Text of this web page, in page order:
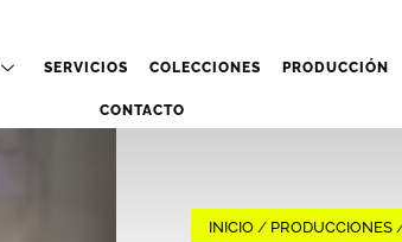
SERVICIOS COLECCIONES PRODUCCIÓN
CONTACTO
INICIO / PRODUCCIONES